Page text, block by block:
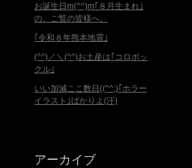
お誕生日m(^^)m｢８月生まれ｣
の、ご覧の皆様へ。
｢令和８年熊本地震｣
(^^)／＼(^^)お土産は｢コロボッ
クル｣
いい加減ここ数日((^^;)｢ホラー
イラスト｣ばかりよ(汗)
アーカイブ